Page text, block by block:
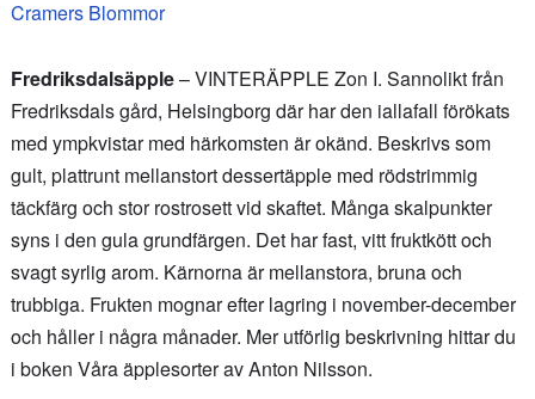
Cramers Blommor
Fredriksdalsäpple– VINTERÄPPLE Zon I. Sannolikt från
Fredriksdals gård, Helsingborg där har den iallafall förökats
med ympkvistar med härkomsten är okänd. Beskrivs som
gult, plattrunt mellanstort dessertäpple med rödstrimmig
täckfärg och stor rostrosett vid skaftet. Många skalpunkter
syns i den gula grundfärgen. Det har fast, vitt fruktkött och
svagt syrlig arom. Kärnorna är mellanstora, bruna och
trubbiga. Frukten mognar efter lagring i november-december
och håller i några månader. Mer utförlig beskrivning hittar du
i boken Våra äpplesorter av Anton Nilsson.